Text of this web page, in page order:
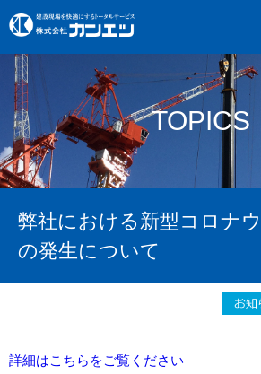
TOPICS
弊社における新型コロナ
の発生について
詳細はこちらをご覧ください